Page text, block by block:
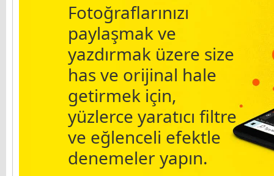
Fotoğraflarınızı
paylaşmak ve
yazdırmak üzere size
has ve orijinal hale
getirmek için,
yüzlerce yaratıcı filtre
ve eğlenceli efektle
denemeler yapın.